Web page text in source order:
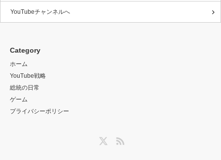
YouTubeチャンネルへ
Category
ホーム
YouTube戦略
総統の日常
ゲーム
プライバシーポリシー